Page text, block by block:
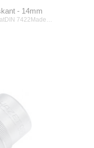
- 14mm
7422Made…